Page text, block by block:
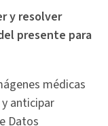
y resolver
presente para
médicas
anticipar
Datos